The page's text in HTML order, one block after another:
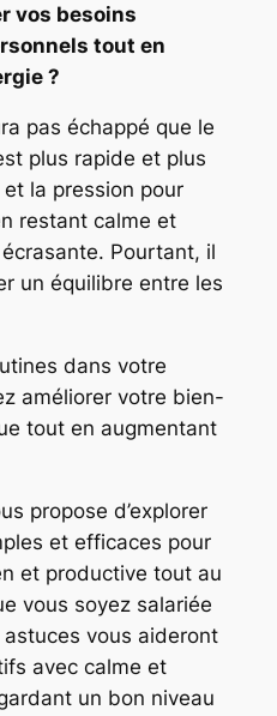
vos besoins
tout en
?
pas échappé que le
plus rapide et plus
la pression pour
restant calme et
Pourtant, il
un équilibre entre les
dans votre
améliorer votre bien-
tout en augmentant
propose d’explorer
et efficaces pour
et productive tout au
vous soyez salariée
vous aideront
avec calme et
un bon niveau